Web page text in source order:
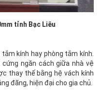
tỉnh Bạc Liêu
kính hay phòng tắm kính.
ngăn cách giữa nhà vệ
thay thế bằng hệ vách kính
đãng, hiện đại cho gia chủ.